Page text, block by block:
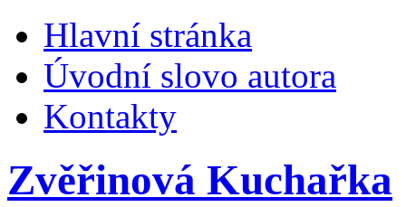
Hlavní stránka
Úvodní slovo autora
Kontakty
Zvěřinová Kuchařka